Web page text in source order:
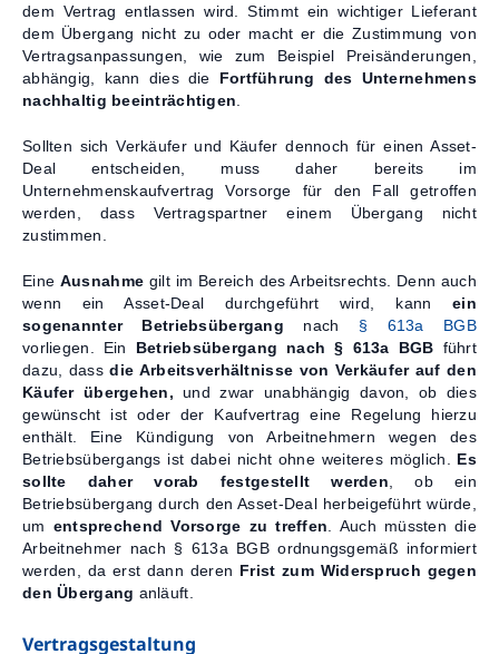
dem Vertrag entlassen wird. Stimmt ein wichtiger Lieferant
dem Übergang nicht zu oder macht er die Zustimmung von
Vertragsanpassungen, wie zum Beispiel Preisänderungen,
abhängig, kann dies die Fortführung des Unternehmens
nachhaltig beeinträchtigen
Sollten sich Verkäufer und Käufer dennoch für einen Asset-
Deal entscheiden, muss daher bereits im
Unternehmenskaufvertrag Vorsorge für den Fall getroffen
werden, dass Vertragspartner einem Übergang nicht
zustimmen.
Eine Ausnahme gilt im Bereich des Arbeitsrechts. Denn auch
wenn ein Asset-Deal durchgeführt wird, kannein
sogenannter Betriebsübergang nach § 613a BGB
vorliegen. Ein Betriebsübergang nach § 613a BGB führt
dazu, dassdie Arbeitsverhältnisse von Verkäufer auf den
Käufer übergehen, und zwar unabhängig davon, ob dies
gewünscht ist oder der Kaufvertrag eine Regelung hierzu
enthält. Eine Kündigung von Arbeitnehmern wegen des
Betriebsübergangs ist dabei nicht ohne weiteres möglich. Es
sollte daher vorab festgestellt werden , ob ein
Betriebsübergang durch den Asset-Deal herbeigeführt würde,
um entsprechend Vorsorge zu treffen . Auch müssten die
Arbeitnehmer nach § 613a BGB ordnungsgemäß informiert
werden, da erst dann deren Frist zum Widerspruch gegen
den Übergang anläuft.
Vertragsgestaltung